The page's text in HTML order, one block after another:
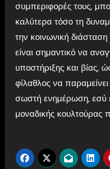
συμπεριφορές τους,
καλύτερα τόσο τη
την κοινωνική
είναι σημαντικό να
υποστήριξης και βίας,
φίλαθλος να
σωστή ενημέρωση, εσύ
μοναδικής κουλτούρας